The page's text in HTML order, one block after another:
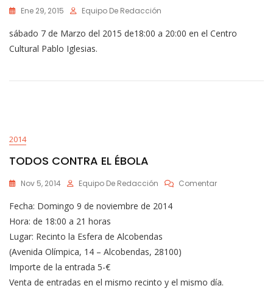
Ene 29, 2015 Equipo De Redacción
sábado 7 de Marzo del 2015 de18:00 a 20:00 en el Centro
Cultural Pablo Iglesias.
2014
TODOS CONTRA EL ÉBOLA
Nov 5, 2014 Equipo De Redacción ComentarEn
Fecha: Domingo 9 de noviembre de 2014
Hora: de 18:00 a 21 horas
Lugar: Recinto la Esfera de Alcobendas
(Avenida Olímpica, 14 – Alcobendas, 28100)
Importe de la entrada 5-€
Venta de entradas en el mismo recinto y el mismo día.